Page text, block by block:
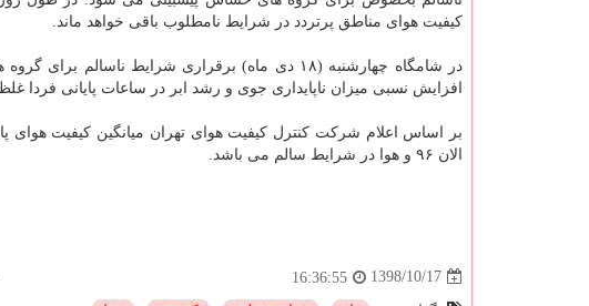
كیفیت هوای مناطق پرتردد در شرایط نامطلوب باقی خواهد ماند.
در شامگاه چهارشنبه (۱۸ دی ماه) برقراری شرایط
افزایش نسبی میزان ناپایداری جوی و رشد ابر در ساعات پایانی فردا
الان ۹۶ و هوا در شرایط سالم می باشد.
1398/10/17
16:36:55